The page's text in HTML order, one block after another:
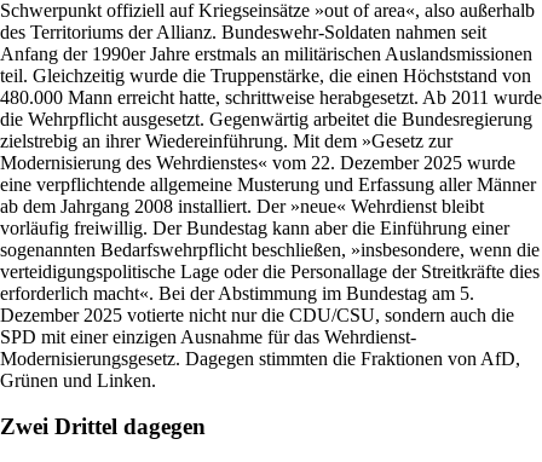
Schwerpunkt offiziell auf Kriegseinsätze »out of area«, also außerhalb
des Territoriums der Allianz. Bundeswehr-Soldaten nahmen seit
Anfang der 1990er Jahre erstmals an militärischen Auslandsmissionen
teil. Gleichzeitig wurde die Truppenstärke, die einen Höchststand von
480.000 Mann erreicht hatte, schrittweise herabgesetzt. Ab 2011 wurde
die Wehrpflicht ausgesetzt. Gegenwärtig arbeitet die Bundesregierung
zielstrebig an ihrer Wiedereinführung. Mit dem »Gesetz zur
Modernisierung des Wehrdienstes« vom 22. Dezember 2025 wurde
eine verpflichtende allgemeine Musterung und Erfassung aller Männer
ab dem Jahrgang 2008 installiert. Der »neue« Wehrdienst bleibt
vorläufig freiwillig. Der Bundestag kann aber die Einführung einer
sogenannten Bedarfswehrpflicht beschließen, »insbesondere, wenn die
verteidigungspolitische Lage oder die Personallage der Streitkräfte dies
erforderlich macht«. Bei der Abstimmung im Bundestag am 5.
Dezember 2025 votierte nicht nur die CDU/CSU, sondern auch die
SPD mit einer einzigen Ausnahme für das Wehrdienst-
Modernisierungsgesetz. Dagegen stimmten die Fraktionen von AfD,
Grünen und Linken.
Zwei Drittel dagegen